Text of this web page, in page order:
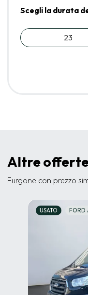
Scegli la durata
23
Altre
Furgone con prezzo
USATO FORD